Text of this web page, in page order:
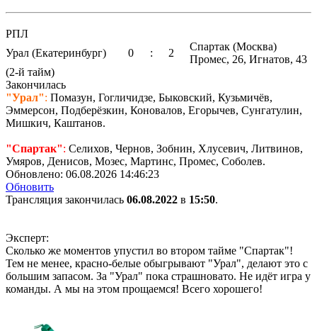
РПЛ
Урал (Екатеринбург)
0 : 2
Спартак (Москва)
Промес, 26, Игнатов, 43
(2-й тайм)
Закончилась
"Урал": Помазун, Гогличидзе, Быковский, Кузьмичёв,
Эммерсон, Подберёзкин, Коновалов, Егорычев, Сунгатулин,
Мишкич, Каштанов.
"Спартак": Селихов, Чернов, Зобнин, Хлусевич, Литвинов,
Умяров, Денисов, Мозес, Мартинс, Промес, Соболев.
Обновлено: 06.08.2026 14:46:23
Обновить
Трансляция закончилась 06.08.2022 в 15:50.
Эксперт:
Сколько же моментов упустил во втором тайме "Спартак"!
Тем не менее, красно-белые обыгрывают "Урал", делают это с
большим запасом. За "Урал" пока страшновато. Не идёт игра у
команды. А мы на этом прощаемся! Всего хорошего!